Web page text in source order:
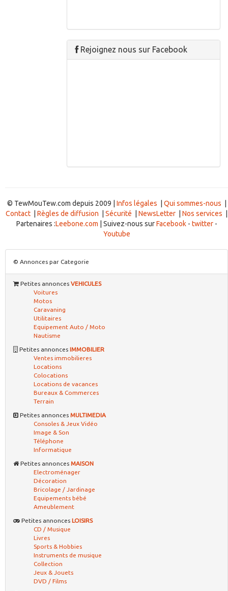
Rejoignez nous sur Facebook
© TewMouTew.com depuis 2009 | Infos légales Qui sommes-nous
Contact
Règles de diffusion Sécurité NewsLetter Nos services
Partenaires :Leebone.com | Suivez-nous surFacebook- twitter-
Youtube
© Annonces par Categorie
Petites annonces VEHICULES
Voitures
Motos
Caravaning
Utilitaires
Equipement Auto / Moto
Nautisme
Petites annonces IMMOBILIER
Ventes immobilieres
Locations
Colocations
Locations de vacances
Bureaux & Commerces
Terrain
Petites annonces MULTIMEDIA
Consoles & Jeux Vidéo
Image & Son
Téléphone
Informatique
Petites annonces MAISON
Electroménager
Décoration
Bricolage / Jardinage
Equipements bébé
Ameublement
Petites annonces LOISIRS
CD / Musique
Livres
Sports & Hobbies
Instruments de musique
Collection
Jeux & Jouets
DVD / Films